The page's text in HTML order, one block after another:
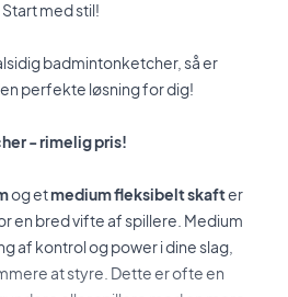
med stil!
badmintonketcher, så er
perfekte løsning for dig!
- rimelig pris!
og etmedium fleksibelt skafter
en bred vifte af spillere. Medium
af kontrol og power i dine slag,
at styre. Dette er ofte en